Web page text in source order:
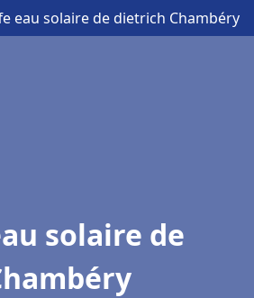
eau solaire de dietrich Chambéry
solaire de